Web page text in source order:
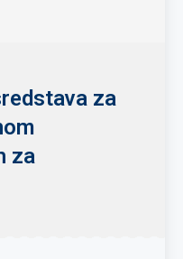
za
za